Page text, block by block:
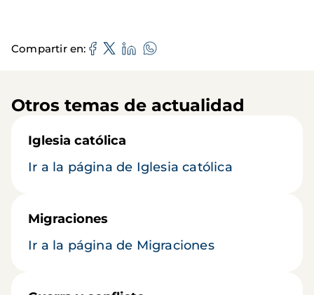
Compartir en
Otros temas de actualidad
Iglesia católica
Ir a la página de Iglesia católica
Migraciones
Ir a la página de Migraciones